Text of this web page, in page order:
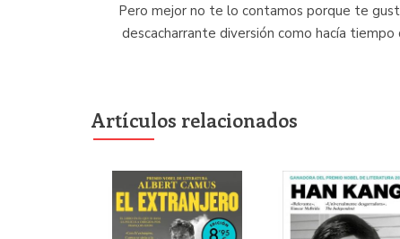
Pero mejor no te lo contamos porque te
descacharrante diversión como hacía tiempo
Artículos relacionados